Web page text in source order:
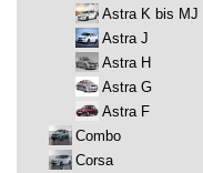
Astra K bis MJ
Astra J
Astra H
Astra G
Astra F
Combo
Corsa